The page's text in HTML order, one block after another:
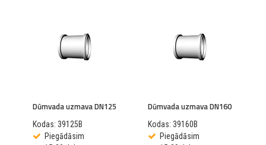
Dūmvada uzmava DN125
Kodas: 39125B
Piegādāsim
Dūmvada uzmava DN160
Kodas: 39160B
Piegādāsim